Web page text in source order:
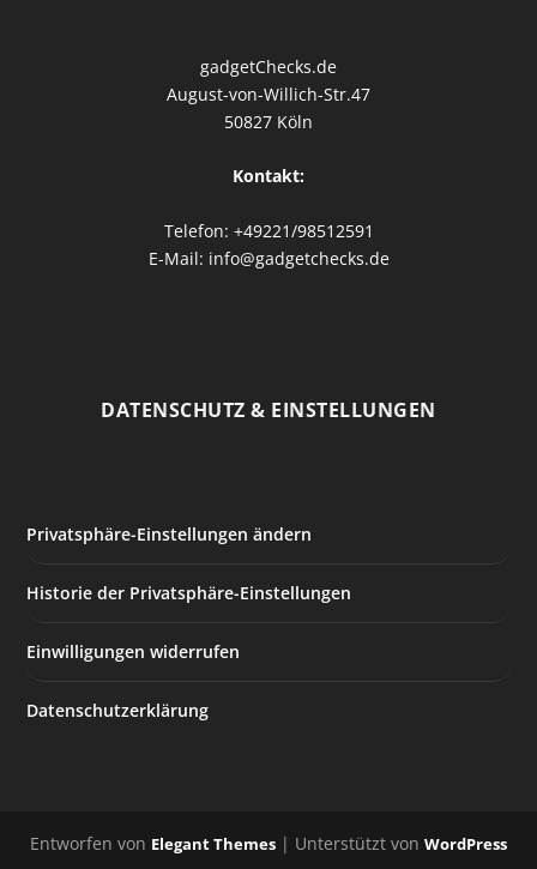
gadgetChecks.de
August-von-Willich-Str.47
50827 Köln
Kontakt:
Telefon: +49221/98512591
E-Mail: info@gadgetchecks.de
DATENSCHUTZ & EINSTELLUNGEN
Privatsphäre-Einstellungen ändern
Historie der Privatsphäre-Einstellungen
Einwilligungen widerrufen
Datenschutzerklärung
Entworfen von Elegant Themes | Unterstützt von WordPress